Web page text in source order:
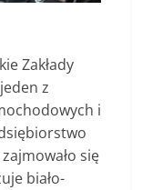
Zakłady
z
i
się
biało-